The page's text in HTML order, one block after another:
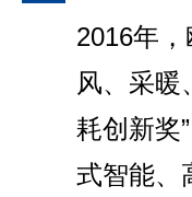
2016年
风、采暖
耗创新奖
式智能、